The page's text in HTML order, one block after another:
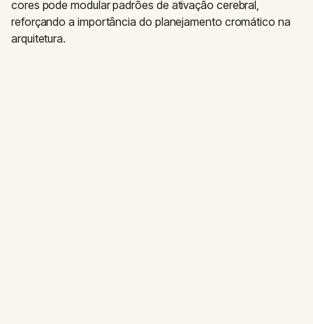
cores pode modular padrões de ativação cerebral,
reforçando a importância do planejamento cromático na
arquitetura.